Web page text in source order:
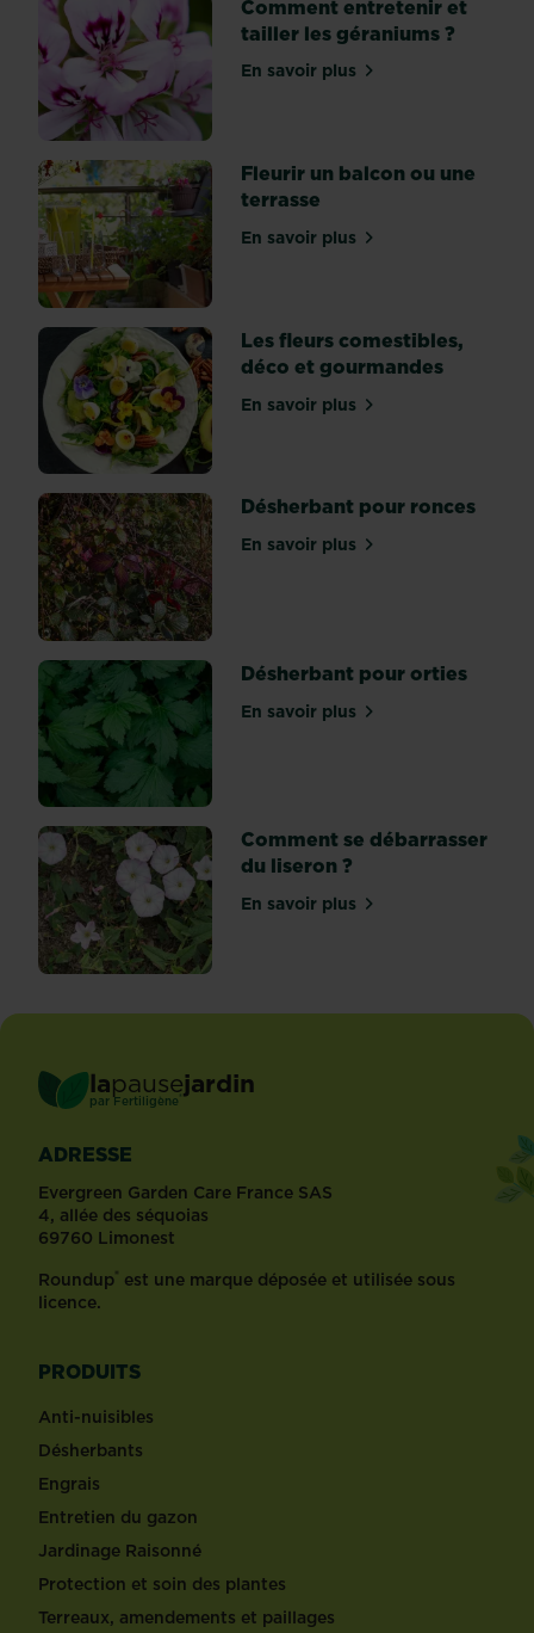
la
qualité
du
sol
de
votre
jardin
vous
évitera
des
travaux
lourds
de
modification
de
structure
et
bien
des
déboires
en
vous
permettant
de
sélectionner
les
plantes
vivaces...
Comment entretenir et
tailler les géraniums ?
En savoir plussur Comment entretenir
Fleurir un balcon ou une
terrasse
En savoir plussur Fleurir un balcon ou
Les fleurs comestibles,
déco et gourmandes
En savoir plussur Les fleurs
Désherbant pour ronces
En savoir plussur Désherbant pour
Désherbant pour orties
En savoir plussur Désherbant pour
Comment se débarrasser
du liseron ?
En savoir plussur Comment se
lapausejardin
par Fertiligène ®
ADRESSE
Evergreen Garden Care France SAS
4, allée des séquoias
69760 Limonest
Roundup® est une marque déposée et utilisée sous
licence.
PRODUITS
Anti-nuisibles
Désherbants
Engrais
Entretien du gazon
Jardinage Raisonné
Protection et soin des plantes
Terreaux, amendements et paillages